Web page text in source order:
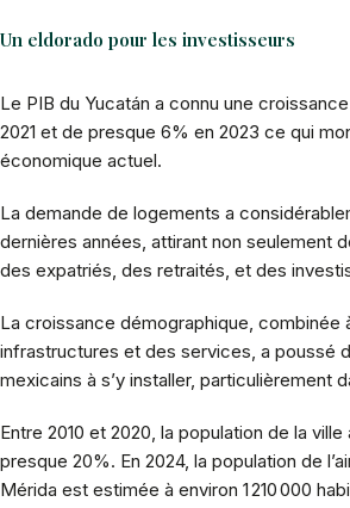
Un eldorado pour les investisseurs
Le PIB du Yucatán a connu une
2021 et de presque 6% en 2023 ce qui
économique actuel.
La demande de logements a
dernières années, attirant non seulement
des expatriés, des retraités, et des
La croissance démographique, combinée
infrastructures et des services, a poussé
mexicains à s’y installer, particulièrement
Entre 2010 et 2020, la population de la
presque 20%. En 2024, la population de
Mérida est estimée à environ 1 210 000